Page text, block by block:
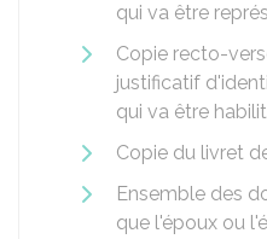
qui va être
Copie recto-
justificatif
qui va être
Copie du livret
Ensemble des
que l'époux ou